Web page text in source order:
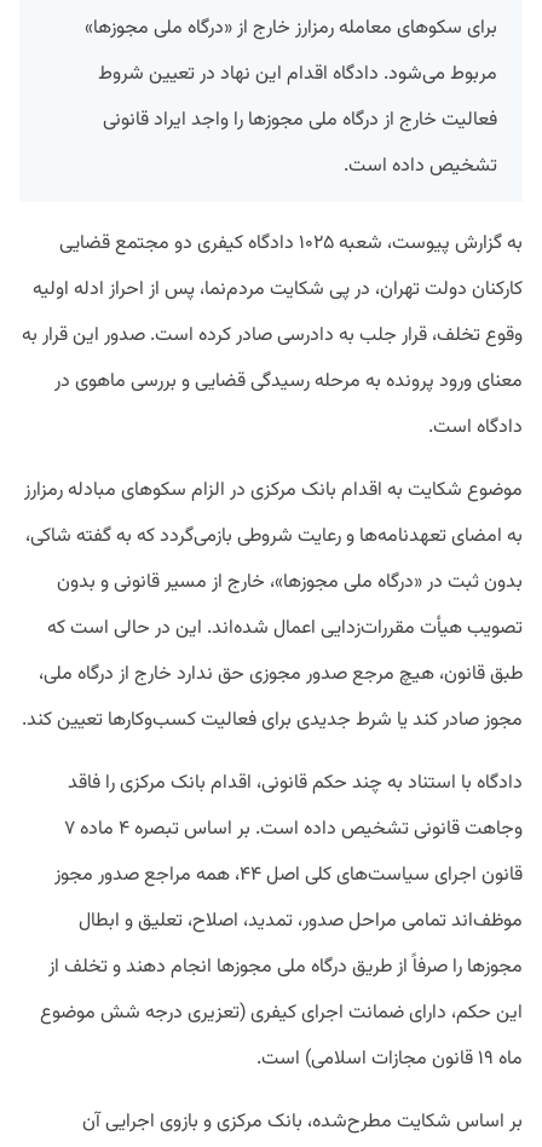
برای سکوهای معامله رمزارز خارج از «درگاه ملی مجوزها»
مربوط می‌شود. دادگاه اقدام این نهاد در تعیین شروط
فعالیت خارج از درگاه ملی مجوزها را واجد ایراد قانونی
تشخیص داده است.
به گزارش پیوست، شعبه ۱۰۲۵ دادگاه کیفری دو مجتمع قضایی
کارکنان دولت تهران، در پی شکایت مردم‌نما، پس از احراز ادله اولیه
وقوع تخلف، قرار جلب به دادرسی صادر کرده است. صدور این قرار به
معنای ورود پرونده به مرحله رسیدگی قضایی و بررسی ماهوی در
دادگاه است.
موضوع شکایت به اقدام بانک مرکزی در الزام سکوهای مبادله رمزارز
به امضای تعهدنامه‌ها و رعایت شروطی بازمی‌گردد که به گفته شاکی،
بدون ثبت در «درگاه ملی مجوزها»، خارج از مسیر قانونی و بدون
تصویب هیأت مقررات‌زدایی اعمال شده‌اند. این در حالی است که
طبق قانون، هیچ مرجع صدور مجوزی حق ندارد خارج از درگاه ملی،
مجوز صادر کند یا شرط جدیدی برای فعالیت کسب‌وکارها تعیین کند.
دادگاه با استناد به چند حکم قانونی، اقدام بانک مرکزی را فاقد
وجاهت قانونی تشخیص داده است. بر اساس تبصره ۴ ماده ۷
قانون اجرای سیاست‌های کلی اصل ۴۴، همه مراجع صدور مجوز
موظف‌اند تمامی مراحل صدور، تمدید، اصلاح، تعلیق و ابطال
مجوزها را صرفاً از طریق درگاه ملی مجوزها انجام دهند و تخلف از
این حکم، دارای ضمانت اجرای کیفری (تعزیری درجه شش موضوع
ماه ۱۹ قانون مجازات اسلامی) است.
بر اساس شکایت مطرح‌شده، بانک مرکزی و بازوی اجرایی آن